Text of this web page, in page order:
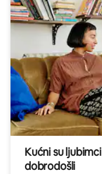
Kućni su ljubimci
dobrodošli